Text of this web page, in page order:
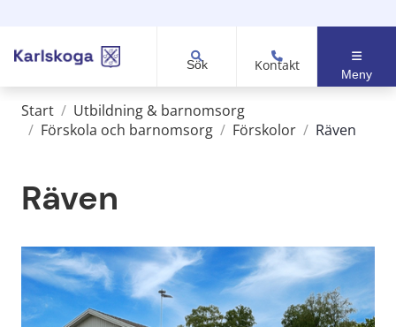
Sök Kontakt
Meny
Start / Utbildning & barnomsorg
/ Förskola och barnomsorg / Förskolor / Räven
Räven